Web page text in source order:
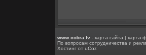
www.cobra.lv - карта сайта | карта
По вопросам сотрудничества и
Хостинг от uCoz